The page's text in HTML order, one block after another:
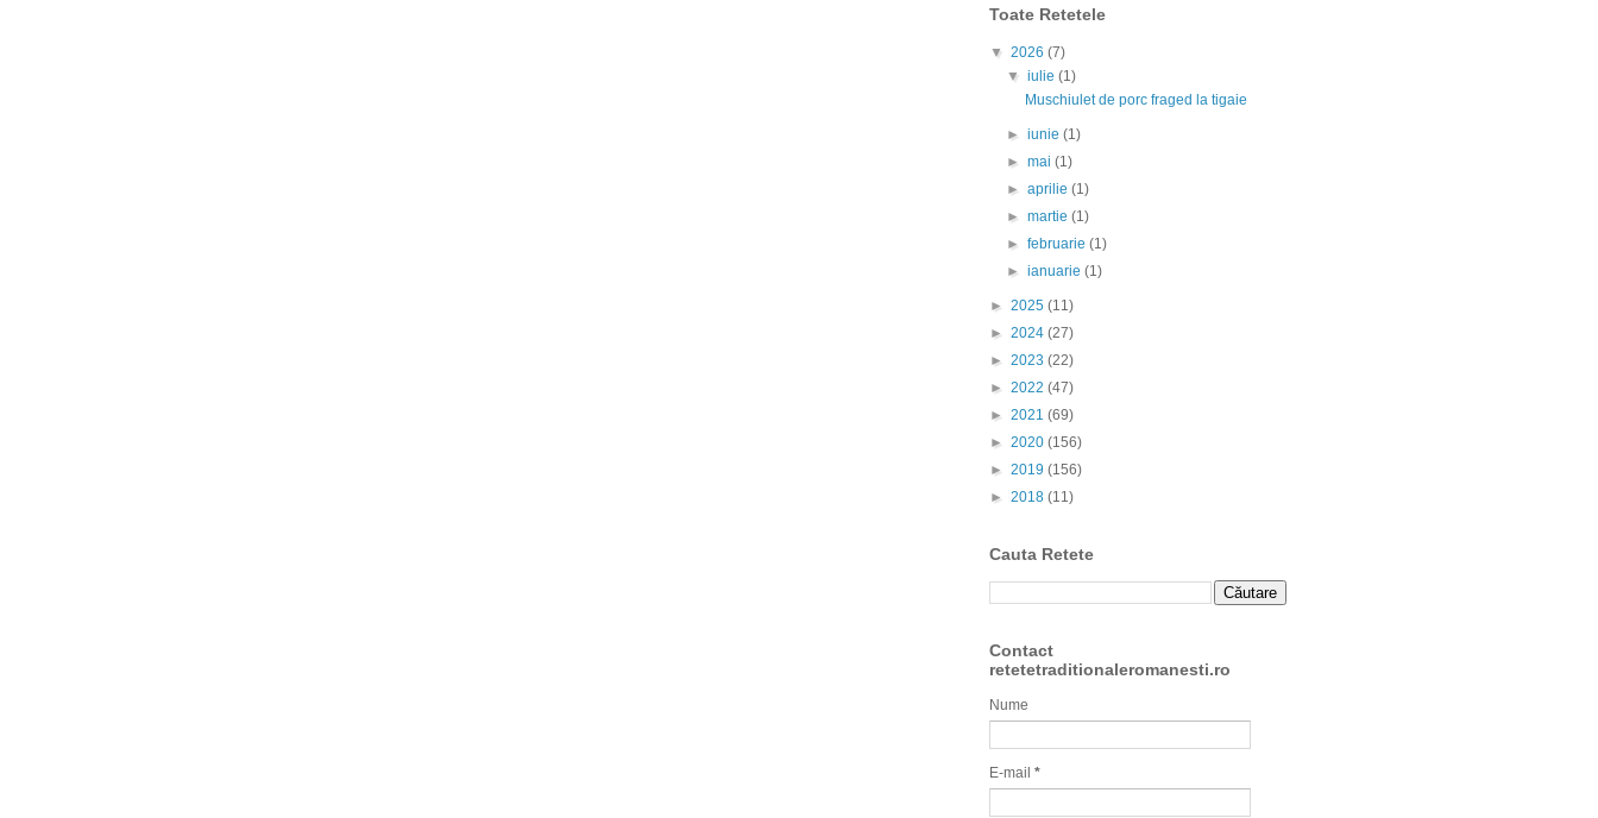
Toate Retetele
▼ 2026 (7)
▼iulie(1)
Muschiulet de porc fraged la tigaie
►iunie(1)
►mai(1)
►aprilie(1)
►martie(1)
►februarie(1)
►ianuarie(1)
► 2025 (11)
► 2024 (27)
► 2023 (22)
► 2022 (47)
► 2021 (69)
► 2020 (156)
► 2019 (156)
► 2018 (11)
Cauta Retete
Contact
retetetraditionaleromanesti.ro
Nume
E-mail *